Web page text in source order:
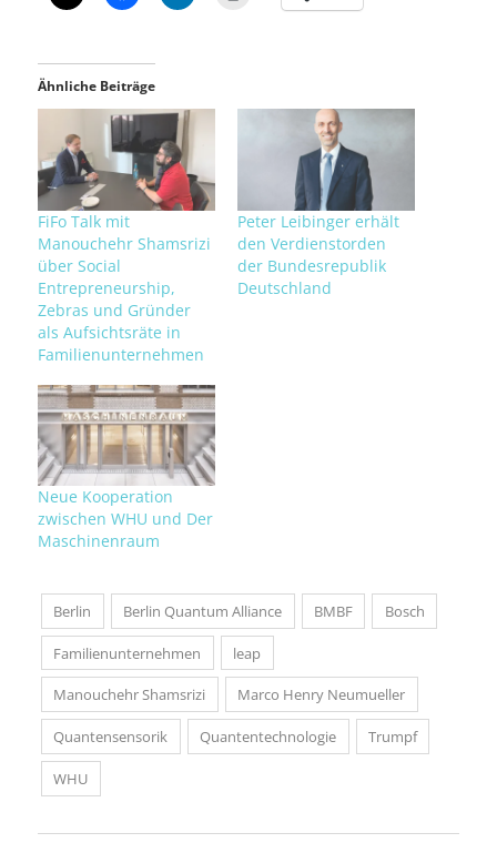
Ähnliche Beiträge
FiFo Talk mit
Manouchehr Shamsrizi
über Social
Entrepreneurship,
Zebras und Gründer
als Aufsichtsräte in
Familienunternehmen
Peter Leibinger erhält
den Verdienstorden
der Bundesrepublik
Deutschland
Neue Kooperation
zwischen WHU und Der
Maschinenraum
Berlin Berlin Quantum Alliance BMBF Bosch
Familienunternehmen leap
Manouchehr Shamsrizi Marco Henry Neumueller
Quantensensorik Quantentechnologie Trumpf
WHU